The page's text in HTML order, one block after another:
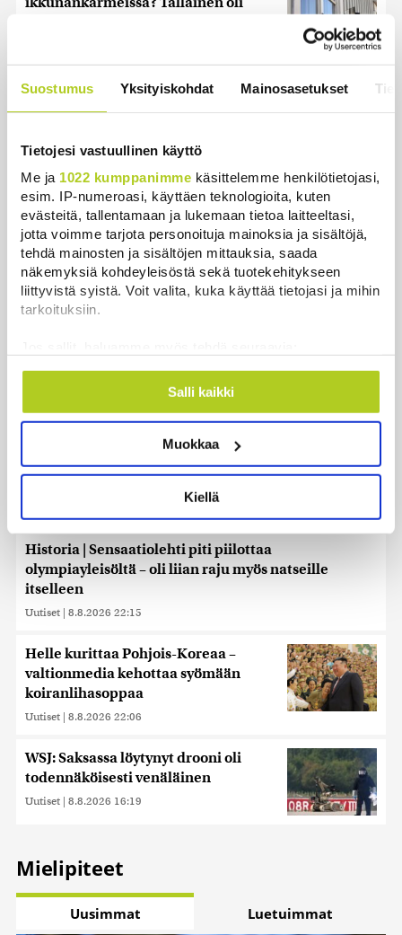
Suostumus Yksityiskohdat Mainosasetukset
Tietojesi vastuullinen käyttö
Me ja 1022 kumppanimme käsittelemme henkilötietojasi,
esim. IP-numeroasi, käyttäen teknologioita, kuten
evästeitä, tallentamaan ja lukemaan tietoa laitteeltasi,
jotta voimme tarjota personoituja mainoksia ja sisältöjä,
tehdä mainosten ja sisältöjen mittauksia, saada
näkemyksiä kohdeyleisöstä sekä tuotekehitykseen
liittyvistä syistä. Voit valita, kuka käyttää tietojasi ja mihin
tarkoituksiin.
Kerätä tietoja maantieteellisestä sijainnistasi,
mahdollisesti muutaman metrin tarkkuudella
ominaispiirteitä aktiivisesti (sormenjäljen
Lue lisää siitä, miten henkilötietojasi käsitellään ja miten
suostumustasi tai peruuttaa sen milloin vain
evästeilmoituksessa.
Käytämme evästeitä tarjoamamme sisällön ja mainosten
räätälöimiseen, sosiaalisen median ominaisuuksien
tukemiseen ja kävijämäärämme analysoimiseen. Lisäksi
jaamme sosiaalisen median, mainosalan ja analytiikka-
sivustoamme. Kumppanimme voivat yhdistää näitä
tietoja muihin tietoihin, joita olet antanut heille tai joita on
kerätty, kun olet käyttänyt heidän palvelujaan. Tietoja
saatetaan myös siirtää ulkomaille.
Salli kaikki
Muokkaa
Kiellä
Keskustan Siika-aho kertoo, mikä
hänestä on Ylen gallupin todellinen
hintaa”
Uutiset | 6.8.2026 11:56
Uutiset
Historia | Sensaatiolehti piti piilottaa
olympiayleisöltä – oli liian raju myös natseille
itselleen
Uutiset | 8.8.2026 22:15
Helle kurittaa Pohjois-Koreaa –
valtionmedia kehottaa syömään
koiranlihasoppaa
Uutiset | 8.8.2026 22:06
WSJ: Saksassa löytynyt drooni oli
todennäköisesti venäläinen
Uutiset | 8.8.2026 16:19
Mielipiteet
Uusimmat Luetuimmat